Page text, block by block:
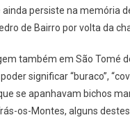
ainda persiste na
de Bairro por volta da
também em São Tomé
significar “buraco”,
se apanhavam bichos
os-Montes, alguns